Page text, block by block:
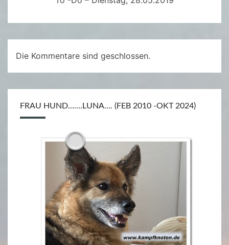
Die Kommentare sind geschlossen.
FRAU HUND…….LUNA…. (FEB 2010 -OKT 2024)